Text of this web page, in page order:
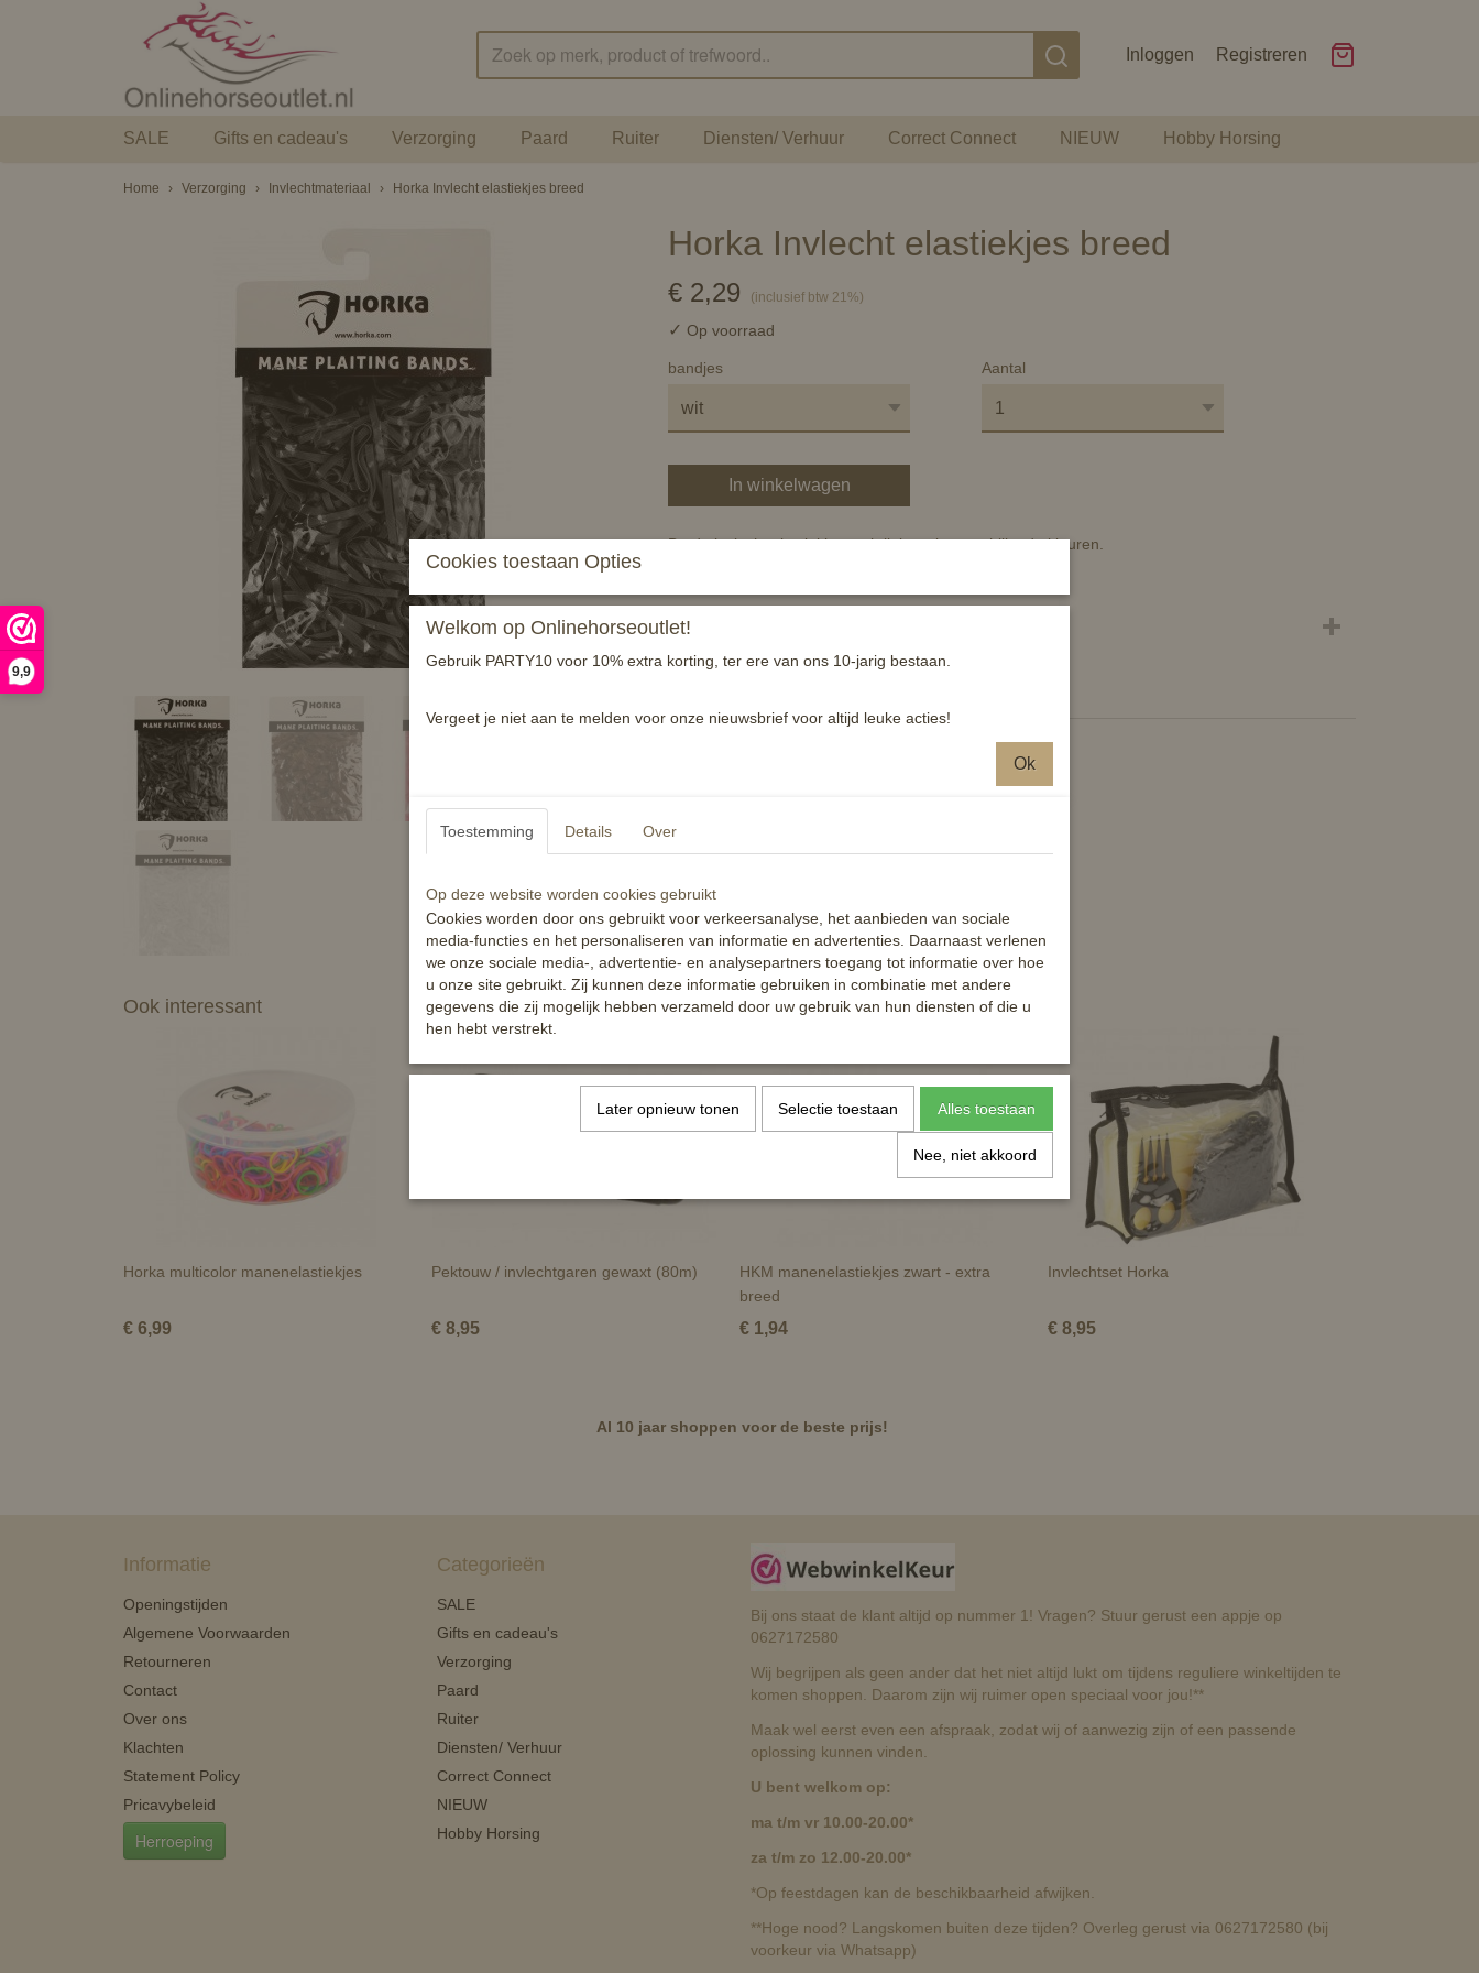
9,9
Inloggen Registreren
SALE Gifts en cadeau's Verzorging Paard Ruiter Diensten/ Verhuur Correct Connect NIEUW Hobby Horsing
Home › Verzorging › Invlechtmateriaal › Horka Invlecht elastiekjes breed
Horka Invlecht elastiekjes breed
€ 2,29 (inclusief btw 21%)
✓ Op voorraad
bandjes Aantal
In winkelwagen
Brede invlecht elastiekjes verkrijgbaar in verschillende kleuren.
Reacties
Ook interessant
Horka multicolor manenelastiekjes
€ 6,99
Pektouw / invlechtgaren gewaxt (80m)
€ 8,95
HKM manenelastiekjes zwart - extra
breed
€ 1,94
Invlechtset Horka
€ 8,95
Al 10 jaar shoppen voor de beste prijs!
Informatie
Openingstijden
Algemene Voorwaarden
Retourneren
Contact
Over ons
Klachten
Statement Policy
Pricavybeleid
Herroeping
Categorieën
SALE
Gifts en cadeau's
Verzorging
Paard
Ruiter
Diensten/ Verhuur
Correct Connect
NIEUW
Hobby Horsing
Bij ons staat de klant altijd op nummer 1! Vragen? Stuur gerust een appje op
0627172580
Wij begrijpen als geen ander dat het niet altijd lukt om tijdens reguliere winkeltijden te
komen shoppen. Daarom zijn wij ruimer open speciaal voor jou!**
Maak wel eerst even een afspraak, zodat wij of aanwezig zijn of een passende
oplossing kunnen vinden.
U bent welkom op:
ma t/m vr 10.00-20.00*
za t/m zo 12.00-20.00*
*Op feestdagen kan de beschikbaarheid afwijken.
**Hoge nood? Langskomen buiten deze tijden? Overleg gerust via 0627172580 (bij
voorkeur via Whatsapp)
Cookies toestaan Opties
Welkom op Onlinehorseoutlet!
Gebruik PARTY10 voor 10% extra korting, ter ere van ons 10-jarig bestaan.
Vergeet je niet aan te melden voor onze nieuwsbrief voor altijd leuke acties!
Ok
Toestemming Details Over
Op deze website worden cookies gebruikt
Cookies worden door ons gebruikt voor verkeersanalyse, het aanbieden van sociale
media-functies en het personaliseren van informatie en advertenties. Daarnaast verlenen
we onze sociale media-, advertentie- en analysepartners toegang tot informatie over hoe
u onze site gebruikt. Zij kunnen deze informatie gebruiken in combinatie met andere
gegevens die zij mogelijk hebben verzameld door uw gebruik van hun diensten of die u
hen hebt verstrekt.
Later opnieuw tonen Selectie toestaan Alles toestaan
Nee, niet akkoord